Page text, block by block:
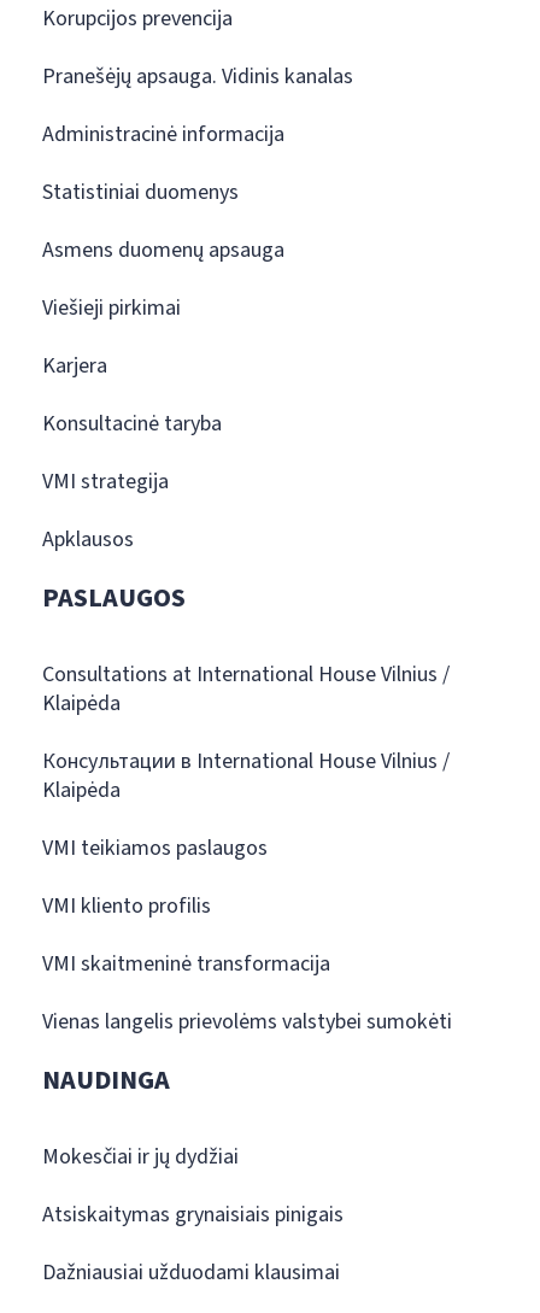
Korupcijos prevencija
Pranešėjų apsauga. Vidinis kanalas
Administracinė informacija
Statistiniai duomenys
Asmens duomenų apsauga
Viešieji pirkimai
Karjera
Konsultacinė taryba
VMI strategija
Apklausos
PASLAUGOS
Consultations at International House Vilnius /
Klaipėda
Консультации в International House Vilnius /
Klaipėda
VMI teikiamos paslaugos
VMI kliento profilis
VMI skaitmeninė transformacija
Vienas langelis prievolėms valstybei sumokėti
NAUDINGA
Mokesčiai ir jų dydžiai
Atsiskaitymas grynaisiais pinigais
Dažniausiai užduodami klausimai